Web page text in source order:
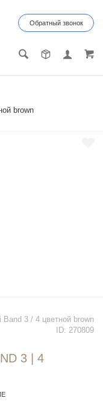
Обратный звонок
brown
3 / 4 цветной brown
ID: 270809
3 | 4